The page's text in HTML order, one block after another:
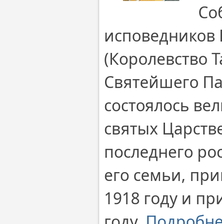
исповедников
(Королевство
Святейшего
состоялось
святых
последнего
его семьи,
1918 году и